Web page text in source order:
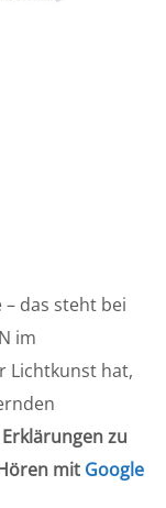
das steht bei
im
Lichtkunst hat,
Erklärungen zu
mit Google